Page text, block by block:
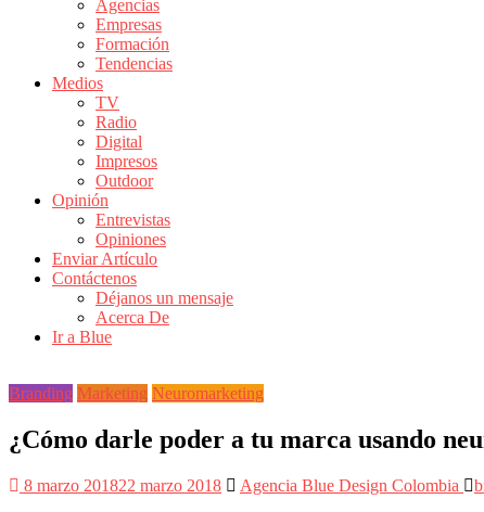
Actualidad
Mercadeo
Colombia
Revistas
Actualidad
Colombia
Revista
|
Magazine
Publicidad,
y
Agencias
Empresas
Formación
Tendencias
Medios
TV
Radio
Digital
Impresos
Outdoor
Opinión
Entrevistas
Opiniones
Enviar Artículo
Contáctenos
Déjanos un mensaje
Acerca De
Ir a Blue
Branding Marketing Neuromarketing
¿Cómo darle poder a tu marca usando
8 marzo 201822 marzo 2018 Agencia Blue Design Colombia